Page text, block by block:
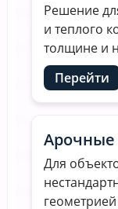
Решение
и теплого
толщине и
Перейти
Арочные
Для